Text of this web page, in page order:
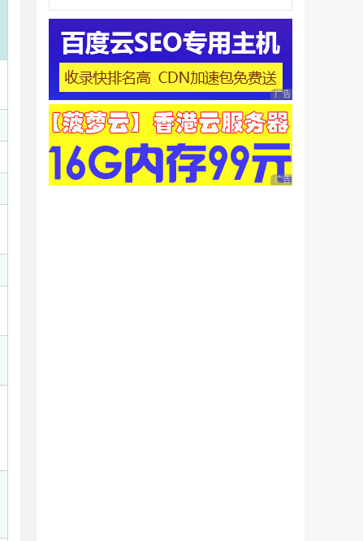
广告 商业广告，理性
广告 商业广告，理性